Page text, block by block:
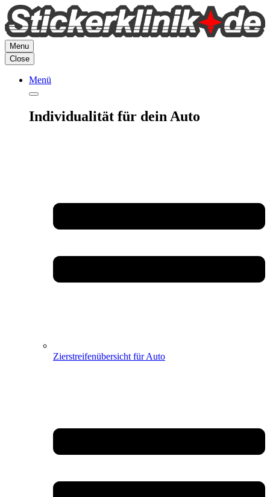
Zum
Inhalt
springen
Menu
Close
Menü
Individualität für dein Auto
Zierstreifenübersicht für Auto